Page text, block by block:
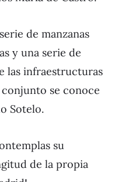
de manzanas
y una serie de
las infraestructuras
se conoce
Sotelo.
su
de la propia